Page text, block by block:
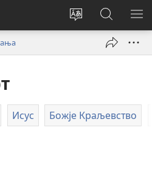
Промени
Пријава
(отвара
Претрага
сајта
JW.ORG
Исус Божје Краљевство